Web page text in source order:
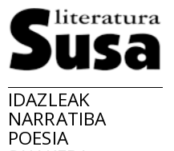
IDAZLEAK
NARRATIBA
POESIA